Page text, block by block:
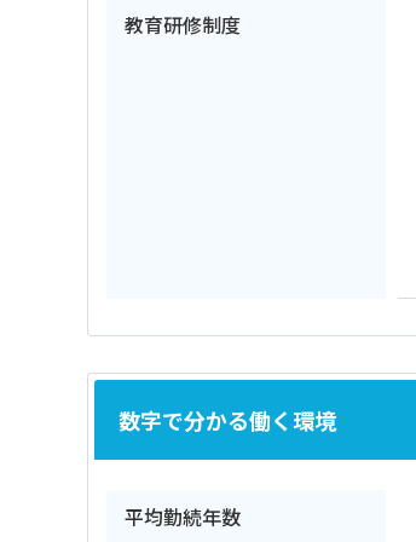
教育研修制度
数字で分かる働く環境
平均勤続年数